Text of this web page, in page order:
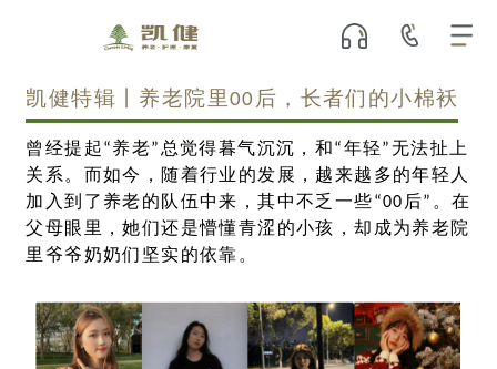
凯健特辑丨养老院里00后，长者们的小棉袄
曾经提起“养老”总觉得暮气沉沉，和“年轻”无法扯上
关系。而如今，随着行业的发展，越来越多的年轻人
加入到了养老的队伍中来，其中不乏一些“00后”。在
父母眼里，她们还是懵懂青涩的小孩，却成为养老院
里爷爷奶奶们坚实的依靠。